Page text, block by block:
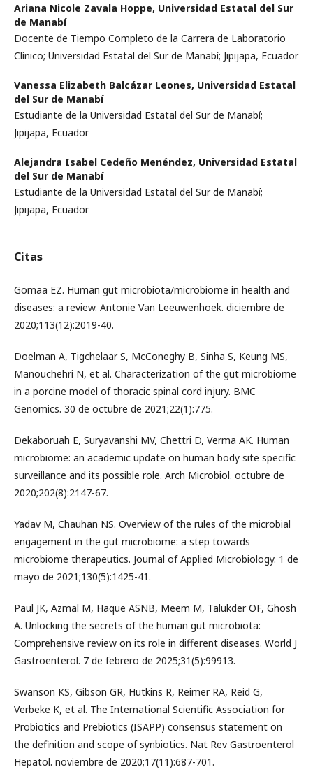
Ariana Nicole Zavala Hoppe, Universidad Estatal del Sur
de Manabí
Docente de Tiempo Completo de la Carrera de Laboratorio
Clínico; Universidad Estatal del Sur de Manabí; Jipijapa, Ecuador
Vanessa Elizabeth Balcázar Leones, Universidad Estatal
del Sur de Manabí
Estudiante de la Universidad Estatal del Sur de Manabí;
Jipijapa, Ecuador
Alejandra Isabel Cedeño Menéndez, Universidad Estatal
del Sur de Manabí
Estudiante de la Universidad Estatal del Sur de Manabí;
Jipijapa, Ecuador
Citas
Gomaa EZ. Human gut microbiota/microbiome in health and
diseases: a review. Antonie Van Leeuwenhoek. diciembre de
2020;113(12):2019-40.
Doelman A, Tigchelaar S, McConeghy B, Sinha S, Keung MS,
Manouchehri N, et al. Characterization of the gut microbiome
in a porcine model of thoracic spinal cord injury. BMC
Genomics. 30 de octubre de 2021;22(1):775.
Dekaboruah E, Suryavanshi MV, Chettri D, Verma AK. Human
microbiome: an academic update on human body site specific
surveillance and its possible role. Arch Microbiol. octubre de
2020;202(8):2147-67.
Yadav M, Chauhan NS. Overview of the rules of the microbial
engagement in the gut microbiome: a step towards
microbiome therapeutics. Journal of Applied Microbiology. 1 de
mayo de 2021;130(5):1425-41.
Paul JK, Azmal M, Haque ASNB, Meem M, Talukder OF, Ghosh
A. Unlocking the secrets of the human gut microbiota:
Comprehensive review on its role in different diseases. World J
Gastroenterol. 7 de febrero de 2025;31(5):99913.
Swanson KS, Gibson GR, Hutkins R, Reimer RA, Reid G,
Verbeke K, et al. The International Scientific Association for
Probiotics and Prebiotics (ISAPP) consensus statement on
the definition and scope of synbiotics. Nat Rev Gastroenterol
Hepatol. noviembre de 2020;17(11):687-701.